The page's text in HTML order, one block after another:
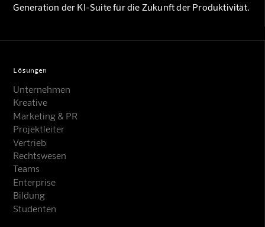
Generation der KI-Suite für die Zukunft der Produktivität.
Lösungen
Unternehmen
Kreative
Marketing & PR
Projektleiter
Vertrieb
Rechtswesen
Teams
Enterprise
Bildung
Studenten